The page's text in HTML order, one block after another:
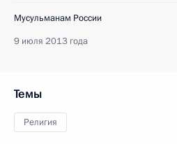
Мусульманам России
9 июля 2013 года
Темы
Религия